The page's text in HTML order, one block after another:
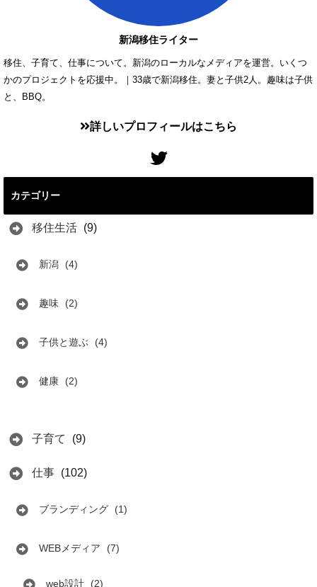
新潟移住ライター
移住、子育て、仕事について。新潟のローカルなメディアを運営。いくつ
かのプロジェクトを応援中。｜33歳で新潟移住。妻と子供2人。趣味は子供
と、BBQ。
詳しいプロフィールはこちら
カテゴリー
移住生活 (9)
新潟 (4)
趣味 (2)
子供と遊ぶ (4)
健康 (2)
子育て (9)
仕事 (102)
ブランディング (1)
WEBメディア (7)
web設計 (2)